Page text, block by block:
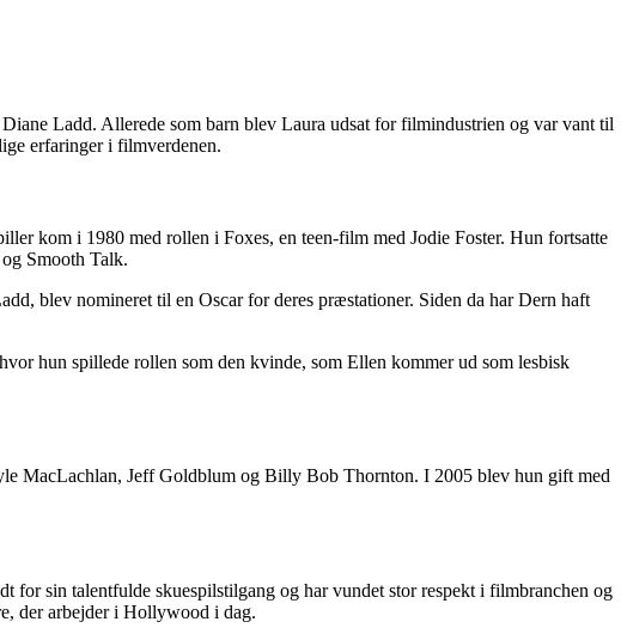
Ladd. Allerede som barn blev Laura udsat for filmindustrien og var vant til
erfaringer i filmverdenen.
kom i 1980 med rollen i Foxes, en teen-film med Jodie Foster. Hun fortsatte
Smooth Talk.
blev nomineret til en Oscar for deres præstationer. Siden da har Dern haft
hun spillede rollen som den kvinde, som Ellen kommer ud som lesbisk
MacLachlan, Jeff Goldblum og Billy Bob Thornton. I 2005 blev hun gift med
for sin talentfulde skuespilstilgang og har vundet stor respekt i filmbranchen og
der arbejder i Hollywood i dag.